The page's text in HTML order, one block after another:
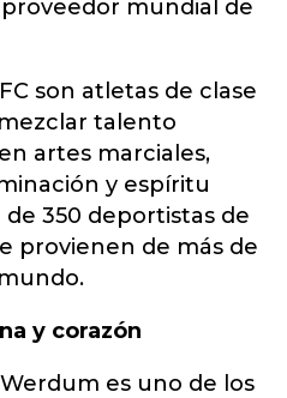
mundial de
son atletas de clase
talento
artes marciales,
y espíritu
350 deportistas de
provienen de más de
y corazón
es uno de los